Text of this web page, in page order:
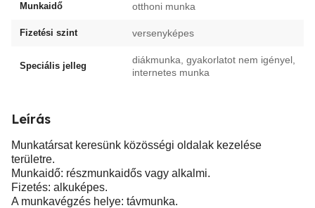
Munkaidő otthoni munka
Fizetési szint versenyképes
Speciális jelleg
diákmunka, gyakorlatot nem igényel,
internetes munka
Leírás
Munkatársat keresünk közösségi oldalak kezelése
területre.
Munkaidő: részmunkaidős vagy alkalmi.
Fizetés: alkuképes.
A munkavégzés helye: távmunka.